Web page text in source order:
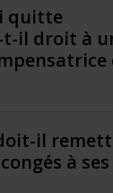
quitte
t-il droit à
il
à ses